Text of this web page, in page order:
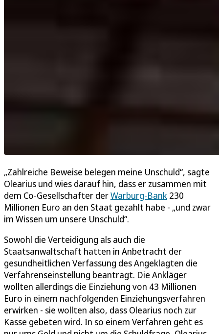
„Zahlreiche Beweise belegen meine Unschuld“, sagte
Olearius und wies darauf hin, dass er zusammen mit
dem Co-Gesellschafter derWarburg-Bank 230
Millionen Euro an den Staat gezahlt habe - „und zwar
im Wissen um unsere Unschuld“.
Sowohl die Verteidigung als auch die
Staatsanwaltschaft hatten in Anbetracht der
gesundheitlichen Verfassung des Angeklagten die
Verfahrenseinstellung beantragt. Die Ankläger
wollten allerdings die Einziehung von 43 Millionen
Euro in einem nachfolgenden Einziehungsverfahren
erwirken - sie wollten also, dass Olearius noch zur
Kasse gebeten wird. In so einem Verfahren geht es